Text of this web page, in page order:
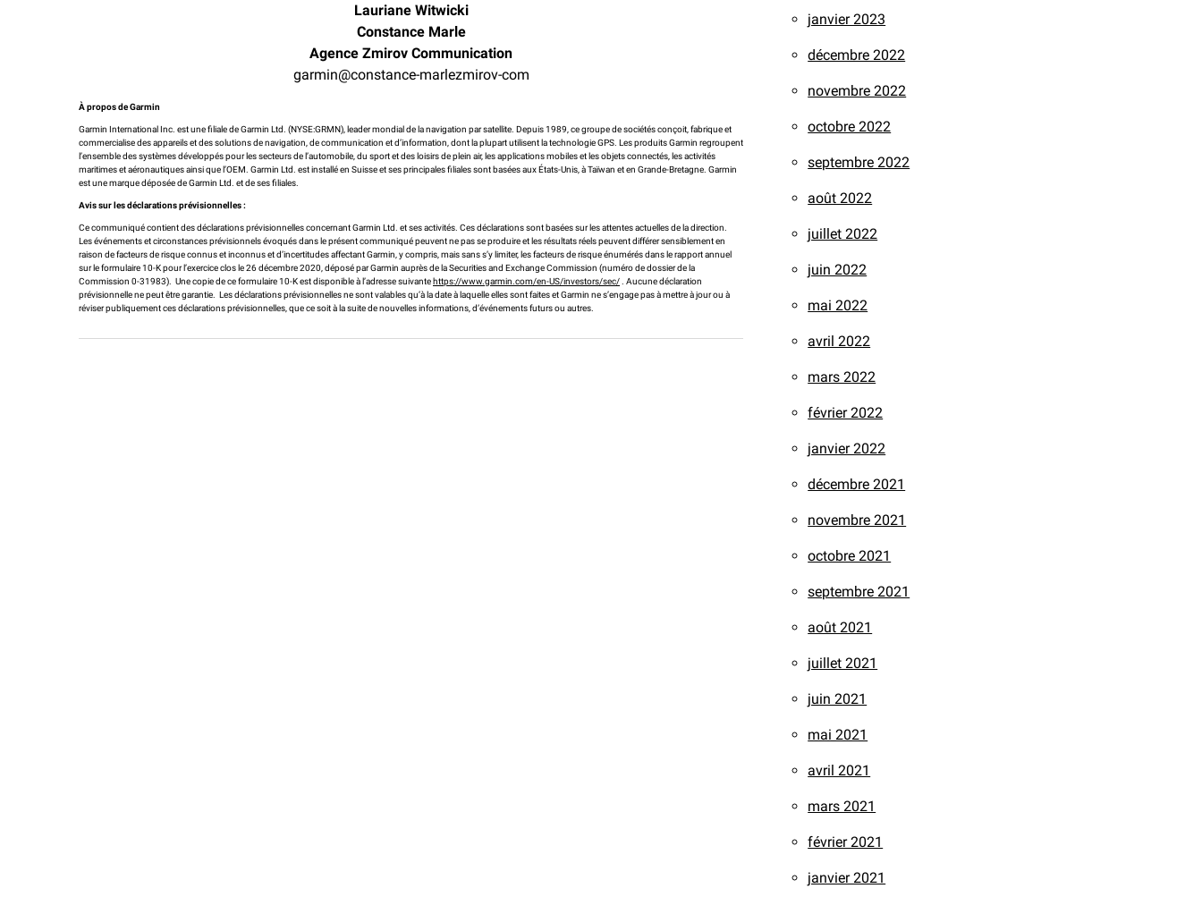
Lauriane Witwicki
Constance Marle
Agence Zmirov Communication
garmin@constance-marlezmirov-com
À propos de Garmin
Garmin International Inc. est une filiale de Garmin Ltd. (NYSE:GRMN), leader mondial de la navigation par satellite. Depuis 1989, ce groupe de sociétés conçoit, fabrique et
commercialise des appareils et des solutions de navigation, de communication et d’information, dont la plupart utilisent la technologie GPS. Les produits Garmin regroupent
l’ensemble des systèmes développés pour les secteurs de l’automobile, du sport et des loisirs de plein air, les applications mobiles et les objets connectés, les activités
maritimes et aéronautiques ainsi que l’OEM. Garmin Ltd. est installé en Suisse et ses principales filiales sont basées aux États-Unis, à Taïwan et en Grande-Bretagne. Garmin
est une marque déposée de Garmin Ltd. et de ses filiales.
Avis sur les déclarations prévisionnelles :
Ce communiqué contient des déclarations prévisionnelles concernant Garmin Ltd. et ses activités. Ces déclarations sont basées sur les attentes actuelles de la direction.
Les événements et circonstances prévisionnels évoqués dans le présent communiqué peuvent ne pas se produire et les résultats réels peuvent différer sensiblement en
raison de facteurs de risque connus et inconnus et d’incertitudes affectant Garmin, y compris, mais sans s’y limiter, les facteurs de risque énumérés dans le rapport annuel
sur le formulaire 10-K pour l’exercice clos le 26 décembre 2020, déposé par Garmin auprès de la Securities and Exchange Commission (numéro de dossier de la
Commission 0-31983). Une copie de ce formulaire 10-K est disponible à l’adresse suivantehttps://www.garmin.com/en-US/investors/sec/ . Aucune déclaration
prévisionnelle ne peut être garantie. Les déclarations prévisionnelles ne sont valables qu’à la date à laquelle elles sont faites et Garmin ne s’engage pas à mettre à jour ou à
réviser publiquement ces déclarations prévisionnelles, que ce soit à la suite de nouvelles informations, d’événements futurs ou autres.
janvier 2023
décembre 2022
novembre 2022
octobre 2022
septembre 2022
août 2022
juillet 2022
juin 2022
mai 2022
avril 2022
mars 2022
février 2022
janvier 2022
décembre 2021
novembre 2021
octobre 2021
septembre 2021
août 2021
juillet 2021
juin 2021
mai 2021
avril 2021
mars 2021
février 2021
janvier 2021